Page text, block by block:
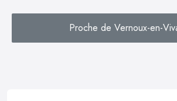
Proche de Vernoux-en-